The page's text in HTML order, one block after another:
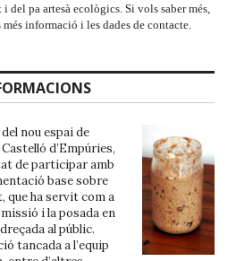
pa artesà ecològics. Si vols saber més,
més informació i les dades de contacte.
nou espai de
d’Empúries,
de participar amb
base sobre
que ha servit com a
i la posada en
al públic.
tancada a l’equip